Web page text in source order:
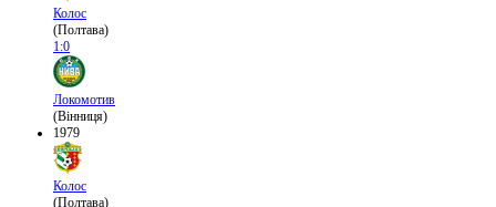
Колос
(Полтава)
1:0
Локомотив
(Вінниця)
1979
Колос
(Полтава)